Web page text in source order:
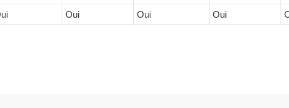
Oui Oui Oui